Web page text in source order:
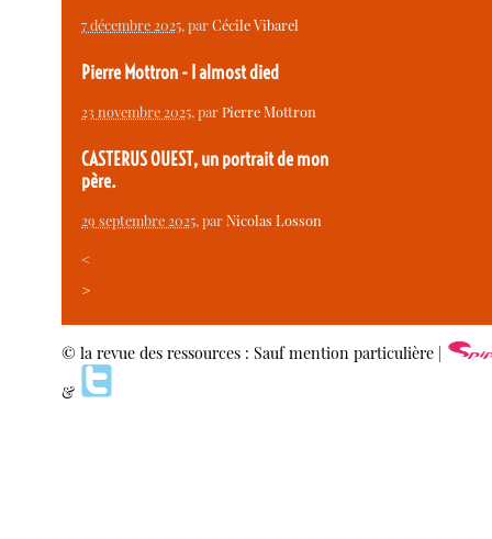
7 décembre 2025, parCécile Vibarel
Pierre Mottron - I almost died
23 novembre 2025, parPierre Mottron
CASTERUS OUEST, un portrait de mon
père.
29 septembre 2025, parNicolas Losson
<
>
© la revue des ressources : Sauf mention particulière |
&